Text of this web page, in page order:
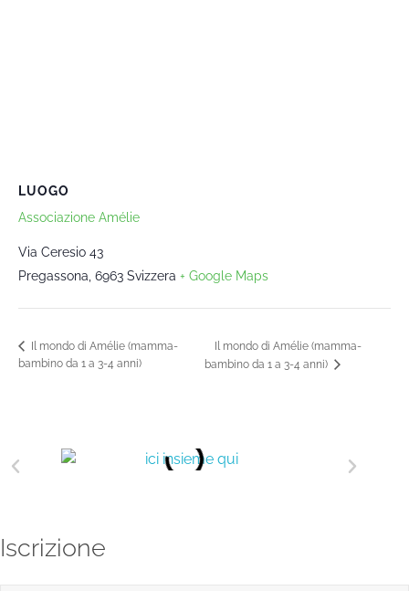
LUOGO
Associazione Amélie
Via Ceresio 43
Pregassona 6963 Svizzera + Google Maps
Il mondo di Amélie (mamma-
bambino da 1 a 3-4 anni)
Il mondo di Amélie (mamma-
bambino da 1 a 3-4 anni)
Iscrizione